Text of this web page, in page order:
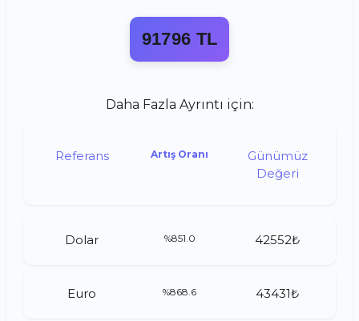
91796 TL
Daha Fazla Ayrıntı için:
Referans Artış Oranı
Günümüz
Değeri
Dolar %851.0 42552₺
Euro %868.6 43431₺